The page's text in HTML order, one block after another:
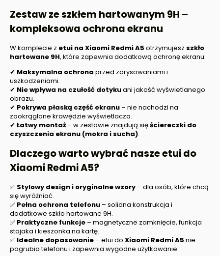
Zestaw ze szkłem hartowanym 9H –
kompleksowa ochrona ekranu
W komplecie z etui na Xiaomi Redmi A5 otrzymujesz szkło
hartowane 9H, które zapewnia dodatkową ochronę ekranu:
✔ Maksymalna ochrona przed zarysowaniami i
uszkodzeniami.
✔ Nie wpływa na czułość dotykuani jakość wyświetlanego
obrazu.
✔ Pokrywa płaską część ekranu – nie nachodzi na
zaokrąglone krawędzie wyświetlacza.
✔ Łatwy montaż – w zestawie znajdują sięściereczki do
czyszczenia ekranu (mokra i sucha).
Dlaczego warto wybrać nasze etui do
Xiaomi Redmi A5?
✅ Stylowy design i oryginalne wzory – dla osób, które chcą
się wyróżniać.
✅ Pełna ochrona telefonu – solidna konstrukcja i
dodatkowe szkło hartowane 9H.
✅ Praktyczne funkcje – magnetyczne zamknięcie, funkcja
stojaka i kieszonka na kartę.
✅ Idealne dopasowanie – etui do Xiaomi Redmi A5 nie
pogrubia telefonu i zapewnia wygodne użytkowanie.